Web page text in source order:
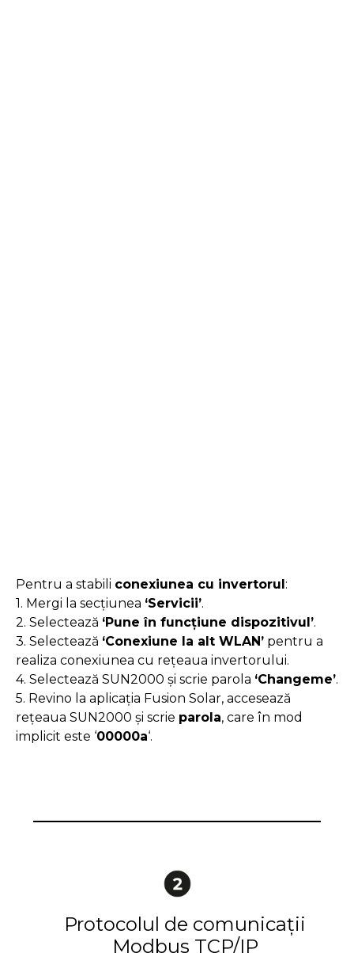
Pentru a stabili conexiunea cu invertorul:
1. Mergi la secțiunea ‘Servicii’.
2. Selectează ‘Pune în funcțiune dispozitivul’.
3. Selectează ‘Conexiune la alt WLAN’ pentru a
realiza conexiunea cu rețeaua invertorului.
4. Selectează SUN2000 și scrie parola ‘Changeme’.
5. Revino la aplicația Fusion Solar, accesează
rețeaua SUN2000 și scrie parola, care în mod
implicit este ‘00000a‘.
Protocolul de comunicații
Modbus TCP/IP